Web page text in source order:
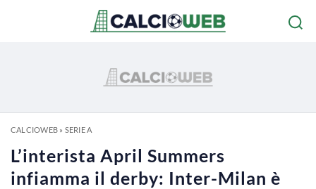
CALCIOWEB» SERIE A
L’interista April Summers
infiamma il derby: Inter-Milan è